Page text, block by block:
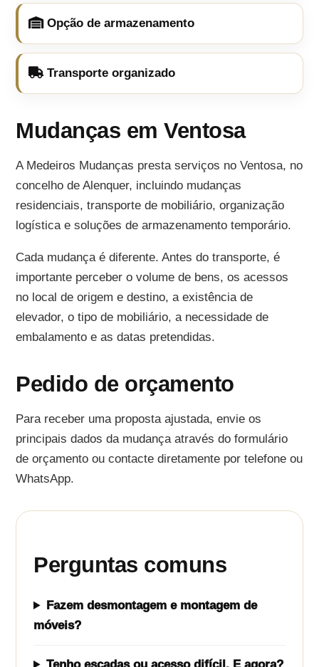
Opção de armazenamento
Transporte organizado
Mudanças em Ventosa
A Medeiros Mudanças presta serviços no Ventosa, no
concelho de Alenquer, incluindo mudanças
residenciais, transporte de mobiliário, organização
logística e soluções de armazenamento temporário.
Cada mudança é diferente. Antes do transporte, é
importante perceber o volume de bens, os acessos
no local de origem e destino, a existência de
elevador, o tipo de mobiliário, a necessidade de
embalamento e as datas pretendidas.
Pedido de orçamento
Para receber uma proposta ajustada, envie os
principais dados da mudança através do formulário
de orçamento ou contacte diretamente por telefone ou
WhatsApp.
Perguntas comuns
Fazem desmontagem e montagem de
móveis?